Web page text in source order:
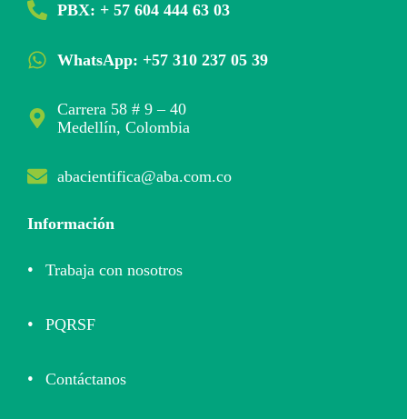
PBX: + 57 604 444 63 03
WhatsApp: +57 310 237 05 39
Carrera 58 # 9 – 40
Medellín, Colombia
abacientifica@aba.com.co
Información
Trabaja con nosotros
PQRSF
Contáctanos